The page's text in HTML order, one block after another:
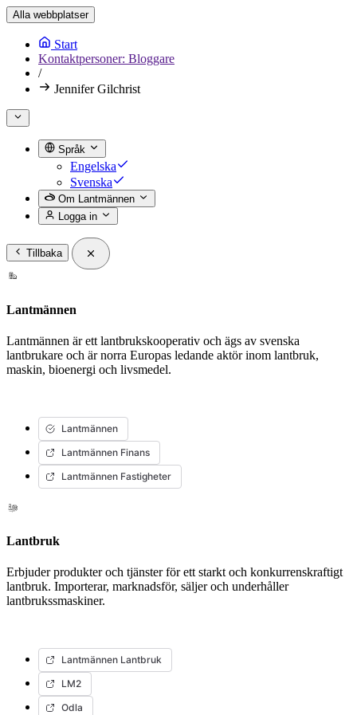
Alla webbplatser
Start
Kontaktpersoner: Bloggare
/
Jennifer Gilchrist
Språk
Engelska
Svenska
Om Lantmännen
Logga in
Tillbaka
Lantmännen
Lantmännen är ett lantbrukskooperativ och ägs av svenska
lantbrukare och är norra Europas ledande aktör inom lantbruk,
maskin, bioenergi och livsmedel.
Lantmännen
Lantmännen Finans
Lantmännen Fastigheter
Lantbruk
Erbjuder produkter och tjänster för ett starkt och konkurrenskraftigt
lantbruk. Importerar, marknadsför, säljer och underhåller
lantbrukssmaskiner.
Lantmännen Lantbruk
LM2
Odla